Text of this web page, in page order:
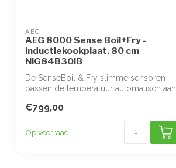
AEG
AEG 8000 Sense Boil+Fry -
inductiekookplaat, 80 cm
NIG84B30IB
De SenseBoil & Fry slimme sensoren
passen de temperatuur automatisch aan
€799,00
Op voorraad